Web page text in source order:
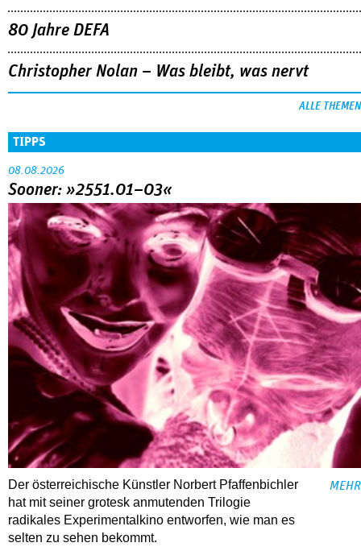
80 Jahre DEFA
Christopher Nolan – Was bleibt, was nervt
ALLE THEMEN
TIPPS
08.08.2026
Sooner: »2551.01–03«
Der österreichische Künstler Norbert Pfaffenbichler
hat mit seiner grotesk anmutenden Trilogie
radikales Experimentalkino entworfen, wie man es
selten zu sehen bekommt.
MEHR